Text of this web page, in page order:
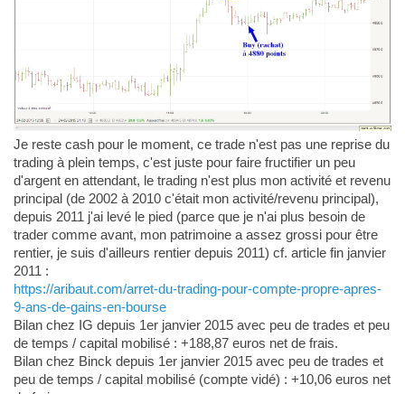
Je reste cash pour le moment, ce trade n'est pas une reprise du
trading à plein temps, c'est juste pour faire fructifier un peu
d'argent en attendant, le trading n'est plus mon activité et revenu
principal (de 2002 à 2010 c'était mon activité/revenu principal),
depuis 2011 j'ai levé le pied (parce que je n'ai plus besoin de
trader comme avant, mon patrimoine a assez grossi pour être
rentier, je suis d'ailleurs rentier depuis 2011) cf. article fin janvier
2011 :
https://aribaut.com/arret-du-trading-pour-compte-propre-apres-
9-ans-de-gains-en-bourse
Bilan chez IG depuis 1er janvier 2015 avec peu de trades et peu
de temps / capital mobilisé : +188,87 euros net de frais.
Bilan chez Binck depuis 1er janvier 2015 avec peu de trades et
peu de temps / capital mobilisé (compte vidé) : +10,06 euros net